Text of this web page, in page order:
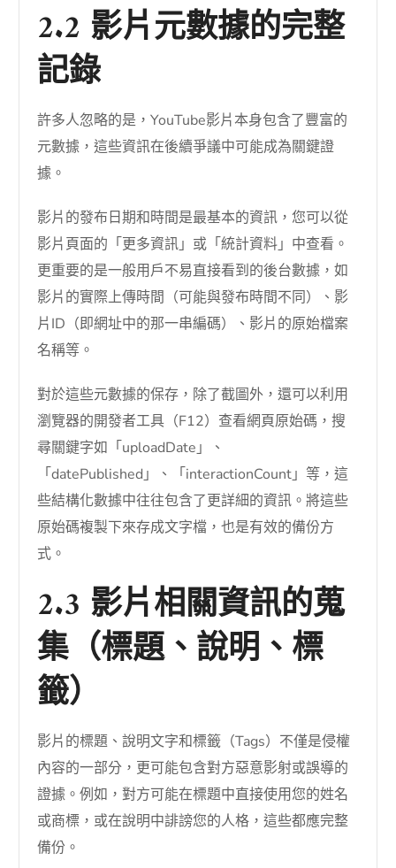
2.2 影片元數據的完整
記錄
許多人忽略的是，YouTube影片本身包含了豐富的
元數據，這些資訊在後續爭議中可能成為關鍵證
據。
影片的發布日期和時間是最基本的資訊，您可以從
影片頁面的「更多資訊」或「統計資料」中查看。
更重要的是一般用戶不易直接看到的後台數據，如
影片的實際上傳時間（可能與發布時間不同）、影
片ID（即網址中的那一串編碼）、影片的原始檔案
名稱等。
對於這些元數據的保存，除了截圖外，還可以利用
瀏覽器的開發者工具（F12）查看網頁原始碼，搜
尋關鍵字如「uploadDate」、
「datePublished」、「interactionCount」等，這
些結構化數據中往往包含了更詳細的資訊。將這些
原始碼複製下來存成文字檔，也是有效的備份方
式。
2.3 影片相關資訊的蒐
集（標題、說明、標
籤）
影片的標題、說明文字和標籤（Tags）不僅是侵權
內容的一部分，更可能包含對方惡意影射或誤導的
證據。例如，對方可能在標題中直接使用您的姓名
或商標，或在說明中誹謗您的人格，這些都應完整
備份。